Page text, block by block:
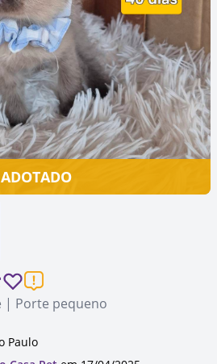
ADOTADO
| Porte pequeno
Paulo